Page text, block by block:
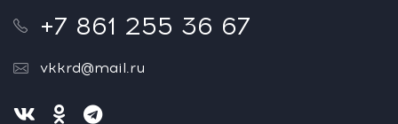
+7 861 255 36 67
vkkrd@mail.ru